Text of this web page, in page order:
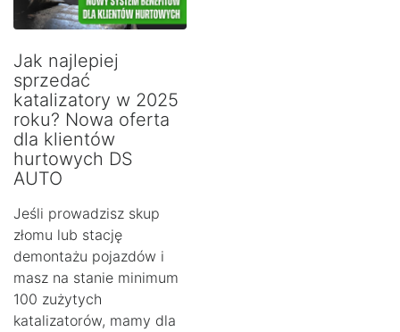
Jak najlepiej
sprzedać
katalizatory w 2025
roku? Nowa oferta
dla klientów
hurtowych DS
AUTO
Jeśli prowadzisz skup
złomu lub stację
demontażu pojazdów i
masz na stanie minimum
100 zużytych
katalizatorów, mamy dla